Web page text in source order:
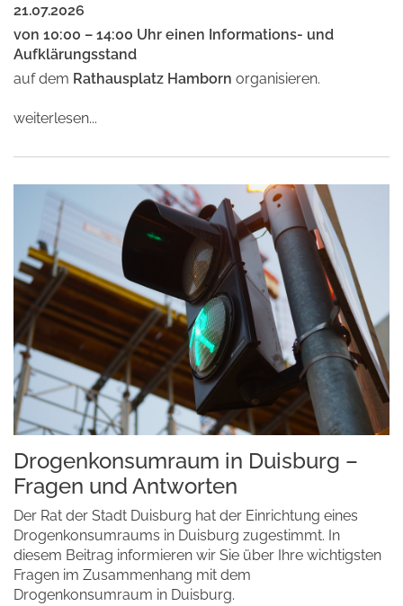
21.07.2026
von 10:00 – 14:00 Uhr einen Informations- und
Aufklärungsstand
auf dem Rathausplatz Hamborn organisieren.
weiterlesen...
Drogenkonsumraum in Duisburg –
Fragen und Antworten
Der Rat der Stadt Duisburg hat der Einrichtung eines
Drogenkonsumraums in Duisburg zugestimmt. In
diesem Beitrag informieren wir Sie über Ihre wichtigsten
Fragen im Zusammenhang mit dem
Drogenkonsumraum in Duisburg.